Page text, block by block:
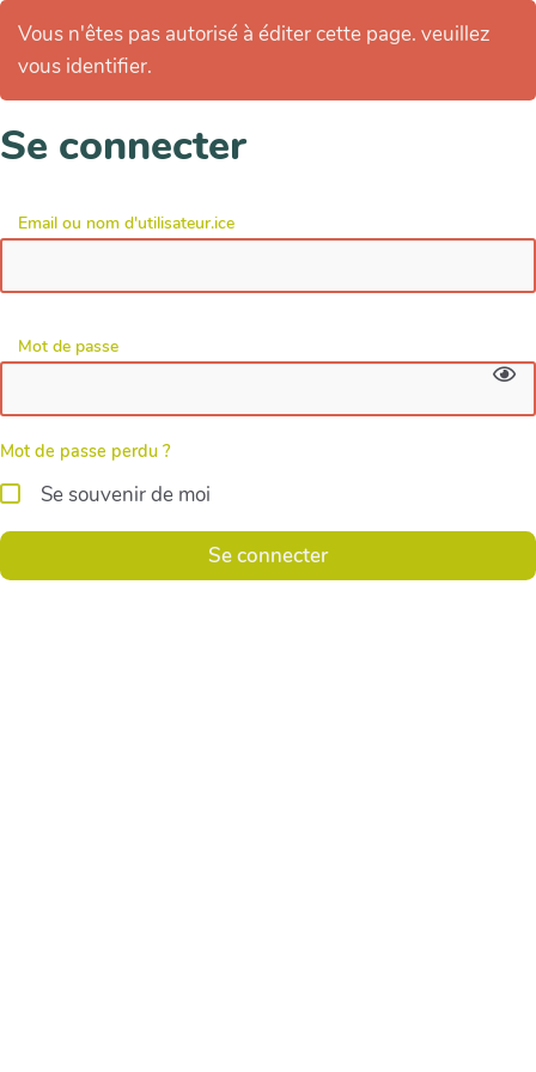
Vous n'êtes pas autorisé à éditer cette page. veuillez
vous identifier.
Se connecter
Email ou nom d'utilisateur.ice
Mot de passe
Mot de passe perdu ?
Se souvenir de moi
Se connecter